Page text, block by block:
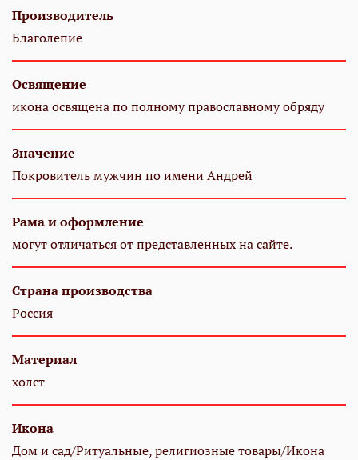
Производитель
Благолепие
Освящение
икона освящена по полному православному обряду
Значение
Покровитель мужчин по имени Андрей
Рама и оформление
могут отличаться от представленных на сайте.
Страна производства
Россия
Материал
холст
Икона
Дом и сад/Ритуальные, религиозные товары/Икона